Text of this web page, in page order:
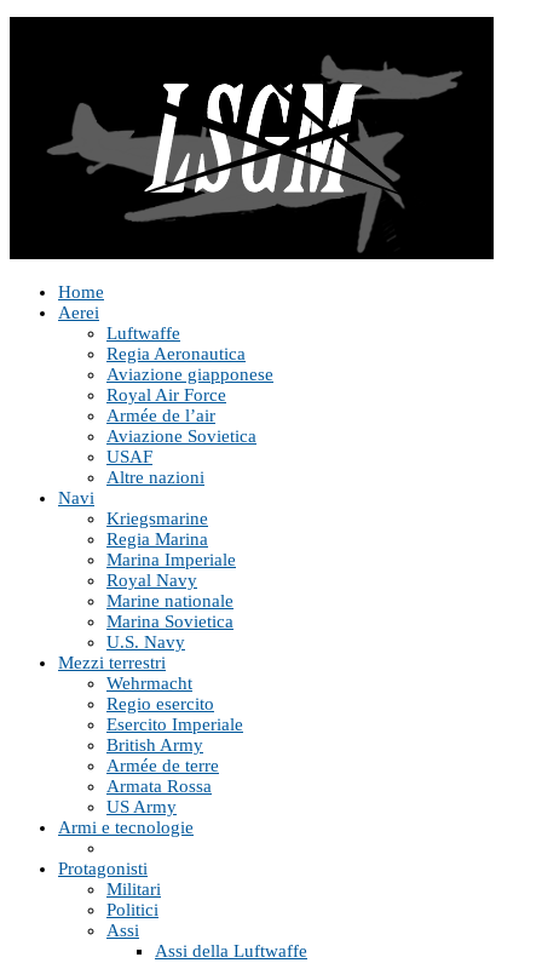
Home
Aerei
Luftwaffe
Regia Aeronautica
Aviazione giapponese
Royal Air Force
Armée de l’air
Aviazione Sovietica
USAF
Altre nazioni
Navi
Kriegsmarine
Regia Marina
Marina Imperiale
Royal Navy
Marine nationale
Marina Sovietica
U.S. Navy
Mezzi terrestri
Wehrmacht
Regio esercito
Esercito Imperiale
British Army
Armée de terre
Armata Rossa
US Army
Armi e tecnologie
Protagonisti
Militari
Politici
Assi
Assi della Luftwaffe